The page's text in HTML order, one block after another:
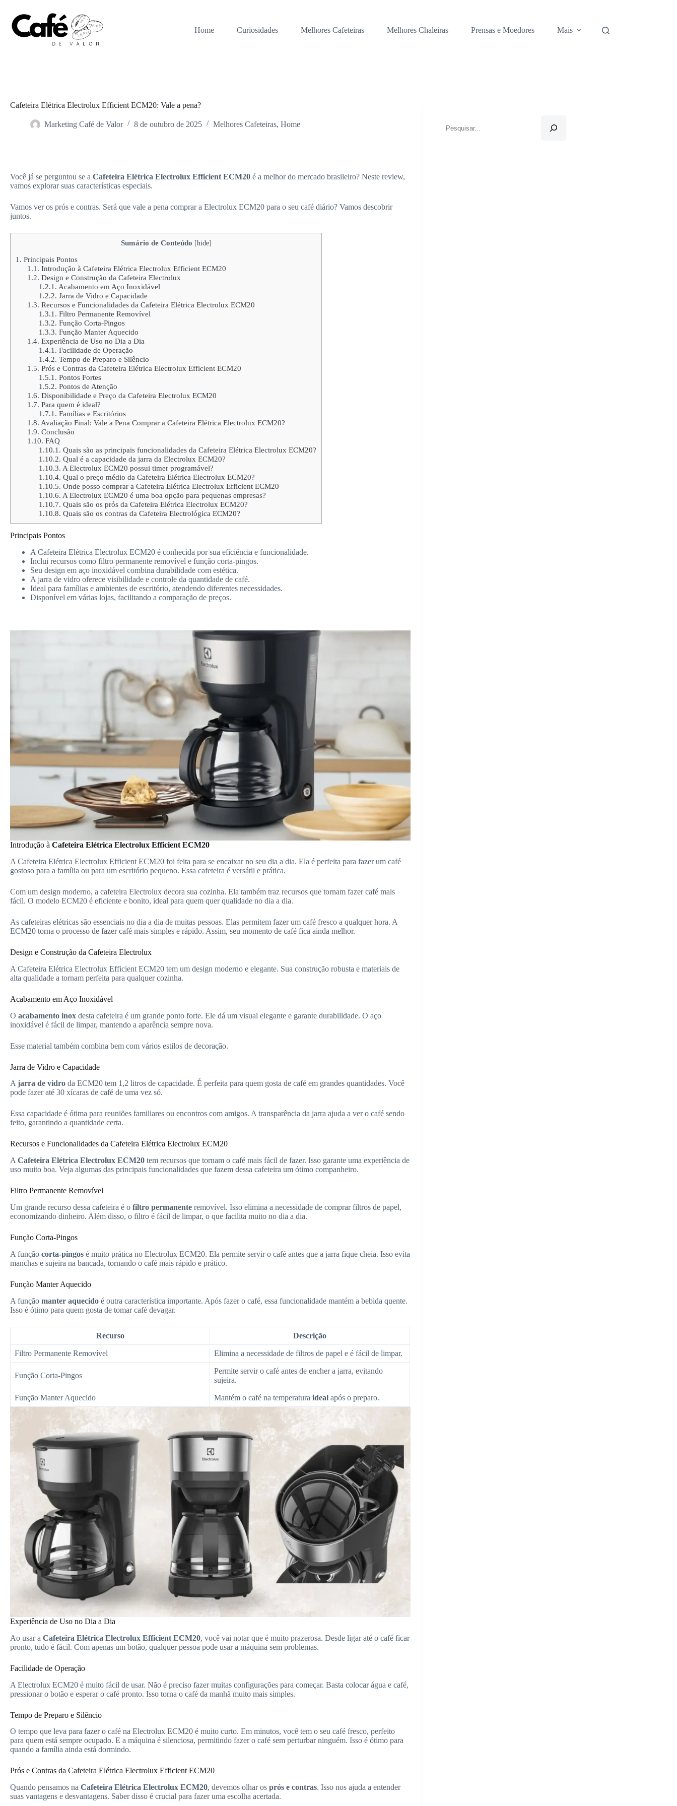
conteúdo
Home Curiosidades Melhores Cafeteiras Melhores Chaleiras Prensas e Moedores Mais
Cafeteira Elétrica Electrolux Efficient ECM20: Vale a pena?
Marketing Café de Valor 8 de outubro de 2025 Melhores Cafeteiras, Home
Você já se perguntou se a Cafeteira Elétrica Electrolux Efficient ECM20 é a melhor do mercado brasileiro? Neste review,
vamos explorar suas características especiais.
Vamos ver os prós e contras. Será que vale a pena comprar a Electrolux ECM20 para o seu café diário? Vamos descobrir
juntos.
Sumário de Conteúdo [hide]
1. Principais Pontos
1.1. Introdução à Cafeteira Elétrica Electrolux Efficient ECM20
1.2. Design e Construção da Cafeteira Electrolux
1.2.1. Acabamento em Aço Inoxidável
1.2.2. Jarra de Vidro e Capacidade
1.3. Recursos e Funcionalidades da Cafeteira Elétrica Electrolux ECM20
1.3.1. Filtro Permanente Removível
1.3.2. Função Corta-Pingos
1.3.3. Função Manter Aquecido
1.4. Experiência de Uso no Dia a Dia
1.4.1. Facilidade de Operação
1.4.2. Tempo de Preparo e Silêncio
1.5. Prós e Contras da Cafeteira Elétrica Electrolux Efficient ECM20
1.5.1. Pontos Fortes
1.5.2. Pontos de Atenção
1.6. Disponibilidade e Preço da Cafeteira Electrolux ECM20
1.7. Para quem é ideal?
1.7.1. Famílias e Escritórios
1.8. Avaliação Final: Vale a Pena Comprar a Cafeteira Elétrica Electrolux ECM20?
1.9. Conclusão
1.10. FAQ
1.10.1. Quais são as principais funcionalidades da Cafeteira Elétrica Electrolux ECM20?
1.10.2. Qual é a capacidade da jarra da Electrolux ECM20?
1.10.3. A Electrolux ECM20 possui timer programável?
1.10.4. Qual o preço médio da Cafeteira Elétrica Electrolux ECM20?
1.10.5. Onde posso comprar a Cafeteira Elétrica Electrolux Efficient ECM20
1.10.6. A Electrolux ECM20 é uma boa opção para pequenas empresas?
1.10.7. Quais são os prós da Cafeteira Elétrica Electrolux ECM20?
1.10.8. Quais são os contras da Cafeteira Electrológica ECM20?
Principais Pontos
A Cafeteira Elétrica Electrolux ECM20 é conhecida por sua eficiência e funcionalidade.
Inclui recursos como filtro permanente removível e função corta-pingos.
Seu design em aço inoxidável combina durabilidade com estética.
A jarra de vidro oferece visibilidade e controle da quantidade de café.
Ideal para famílias e ambientes de escritório, atendendo diferentes necessidades.
Disponível em várias lojas, facilitando a comparação de preços.
Introdução à Cafeteira Elétrica Electrolux Efficient ECM20
A Cafeteira Elétrica Electrolux Efficient ECM20 foi feita para se encaixar no seu dia a dia. Ela é perfeita para fazer um café
gostoso para a família ou para um escritório pequeno. Essa cafeteira é versátil e prática.
Com um design moderno, a cafeteira Electrolux decora sua cozinha. Ela também traz recursos que tornam fazer café mais
fácil. O modelo ECM20 é eficiente e bonito, ideal para quem quer qualidade no dia a dia.
As cafeteiras elétricas são essenciais no dia a dia de muitas pessoas. Elas permitem fazer um café fresco a qualquer hora. A
ECM20 torna o processo de fazer café mais simples e rápido. Assim, seu momento de café fica ainda melhor.
Design e Construção da Cafeteira Electrolux
A Cafeteira Elétrica Electrolux Efficient ECM20 tem um design moderno e elegante. Sua construção robusta e materiais de
alta qualidade a tornam perfeita para qualquer cozinha.
Acabamento em Aço Inoxidável
O acabamento inox desta cafeteira é um grande ponto forte. Ele dá um visual elegante e garante durabilidade. O aço
inoxidável é fácil de limpar, mantendo a aparência sempre nova.
Esse material também combina bem com vários estilos de decoração.
Jarra de Vidro e Capacidade
A jarra de vidro da ECM20 tem 1,2 litros de capacidade. É perfeita para quem gosta de café em grandes quantidades. Você
pode fazer até 30 xícaras de café de uma vez só.
Essa capacidade é ótima para reuniões familiares ou encontros com amigos. A transparência da jarra ajuda a ver o café sendo
feito, garantindo a quantidade certa.
Recursos e Funcionalidades da Cafeteira Elétrica Electrolux ECM20
A Cafeteira Elétrica Electrolux ECM20 tem recursos que tornam o café mais fácil de fazer. Isso garante uma experiência de
uso muito boa. Veja algumas das principais funcionalidades que fazem dessa cafeteira um ótimo companheiro.
Filtro Permanente Removível
Um grande recurso dessa cafeteira é o filtro permanente removível. Isso elimina a necessidade de comprar filtros de papel,
economizando dinheiro. Além disso, o filtro é fácil de limpar, o que facilita muito no dia a dia.
Função Corta-Pingos
A função corta-pingos é muito prática no Electrolux ECM20. Ela permite servir o café antes que a jarra fique cheia. Isso evita
manchas e sujeira na bancada, tornando o café mais rápido e prático.
Função Manter Aquecido
A função manter aquecido é outra característica importante. Após fazer o café, essa funcionalidade mantém a bebida quente.
Isso é ótimo para quem gosta de tomar café devagar.
Recurso Descrição
Filtro Permanente Removível Elimina a necessidade de filtros de papel e é fácil de limpar.
Função Corta-Pingos
Permite servir o café antes de encher a jarra, evitando
sujeira.
Função Manter Aquecido Mantém o café na temperatura ideal após o preparo.
Experiência de Uso no Dia a Dia
Ao usar a Cafeteira Elétrica Electrolux Efficient ECM20, você vai notar que é muito prazerosa. Desde ligar até o café ficar
pronto, tudo é fácil. Com apenas um botão, qualquer pessoa pode usar a máquina sem problemas.
Facilidade de Operação
A Electrolux ECM20 é muito fácil de usar. Não é preciso fazer muitas configurações para começar. Basta colocar água e café,
pressionar o botão e esperar o café pronto. Isso torna o café da manhã muito mais simples.
Tempo de Preparo e Silêncio
O tempo que leva para fazer o café na Electrolux ECM20 é muito curto. Em minutos, você tem o seu café fresco, perfeito
para quem está sempre ocupado. E a máquina é silenciosa, permitindo fazer o café sem perturbar ninguém. Isso é ótimo para
quando a família ainda está dormindo.
Prós e Contras da Cafeteira Elétrica Electrolux Efficient ECM20
Quando pensamos na Cafeteira Elétrica Electrolux ECM20, devemos olhar os prós e contras. Isso nos ajuda a entender
suas vantagens e desvantagens. Saber disso é crucial para fazer uma escolha acertada.